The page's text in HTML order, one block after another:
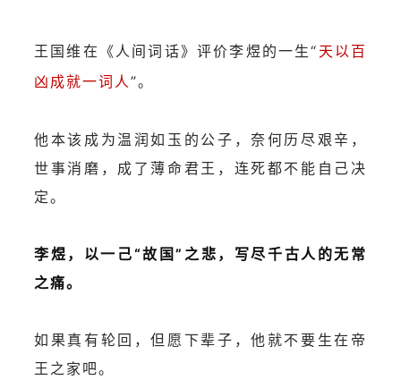
王国维在《人间词话》评价李煜的一生“ 天以百
凶成就一词人 ”。
他本该成为温润如玉的公子，奈何历尽艰辛，
世事消磨，成了薄命君王，连死都不能自己决
定。
李煜，以一己“故国”之悲，写尽千古人的无常
之痛。
如果真有轮回，但愿下辈子，他就不要生在帝
王之家吧。